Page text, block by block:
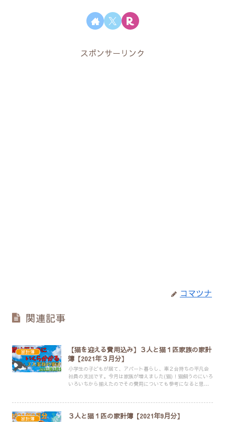
スポンサーリンク
コマツナ
関連記事
家計簿
【猫を迎える費用込み】３人と猫１匹家族の家計
簿【2021年３月分】
小学生の子どもが居て、アパート暮らし、車２台持ちの平凡会
社員の支出です。今月は家族が増えました(猫)！猫飼うのにいろ
いろいちから揃えたのでその費用についても参考になると思い
家計簿 ３人と猫１匹の家計簿【2021年9月分】